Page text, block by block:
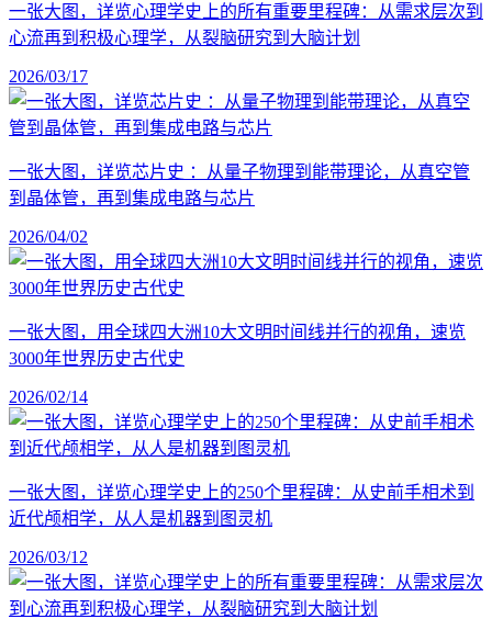
一张大图，详览心理学史上的所有重要里程碑：从需求层次到
心流再到积极心理学，从裂脑研究到大脑计划
2026/03/17
一张大图，详览芯片史 ：从量子物理到能带理论，从真空管
到晶体管，再到集成电路与芯片
2026/04/02
一张大图，用全球四大洲10大文明时间线并行的视角，速览
3000年世界历史古代史
2026/02/14
一张大图，详览心理学史上的250个里程碑：从史前手相术到
近代颅相学，从人是机器到图灵机
2026/03/12